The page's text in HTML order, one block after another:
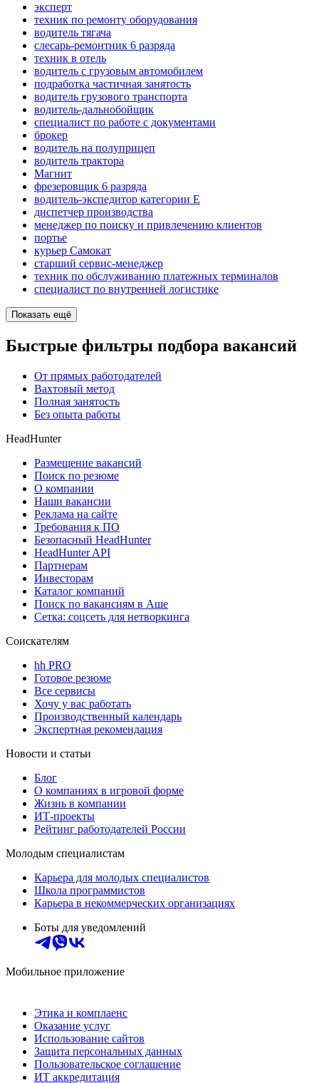
эксперт
техник по ремонту оборудования
водитель тягача
слесарь-ремонтник 6 разряда
техник в отель
водитель с грузовым автомобилем
подработка частичная занятость
водитель грузового транспорта
водитель-дальнобойщик
специалист по работе с документами
брокер
водитель на полуприцеп
водитель трактора
Магнит
фрезеровщик 6 разряда
водитель-экспедитор категории Е
диспетчер производства
менеджер по поиску и привлечению клиентов
портье
курьер Самокат
старший сервис-менеджер
техник по обслуживанию платежных терминалов
специалист по внутренней логистике
Показать ещё
Быстрые фильтры подбора вакансий
От прямых работодателей
Вахтовый метод
Полная занятость
Без опыта работы
HeadHunter
Размещение вакансий
Поиск по резюме
О компании
Наши вакансии
Реклама на сайте
Требования к ПО
Безопасный HeadHunter
HeadHunter API
Партнерам
Инвесторам
Каталог компаний
Поиск по вакансиям в Аше
Сетка: соцсеть для нетворкинга
Соискателям
hh PRO
Готовое резюме
Все сервисы
Хочу у вас работать
Производственный календарь
Экспертная рекомендация
Новости и статьи
Блог
О компаниях в игровой форме
Жизнь в компании
ИТ-проекты
Рейтинг работодателей России
Молодым специалистам
Карьера для молодых специалистов
Школа программистов
Карьера в некоммерческих организациях
Боты для уведомлений
Мобильное приложение
Этика и комплаенс
Оказание услуг
Использование сайтов
Защита персональных данных
Пользовательское соглашение
ИТ аккредитация